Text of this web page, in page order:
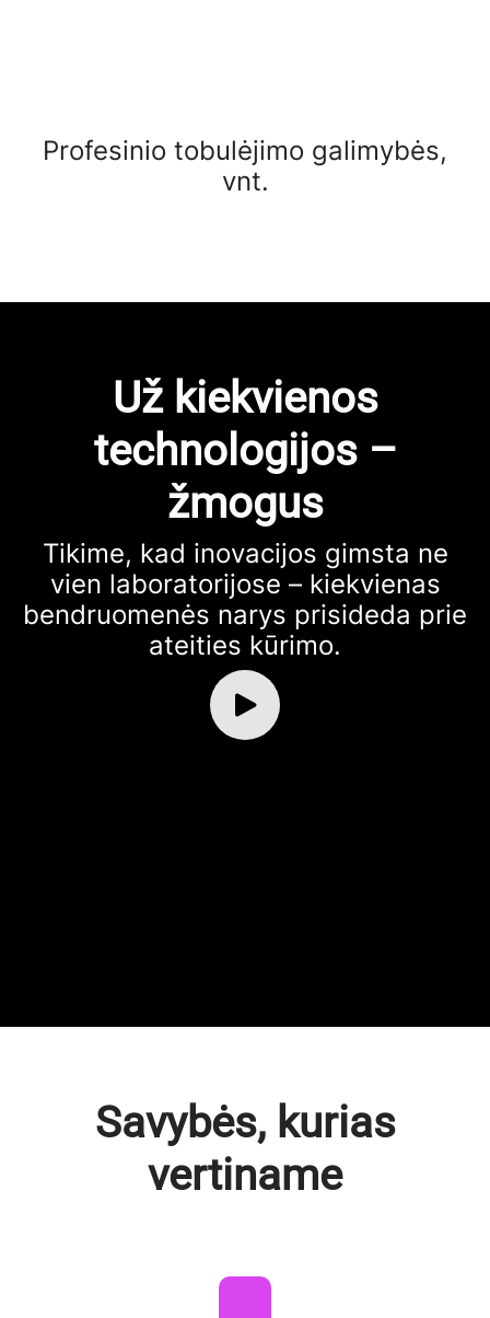
Profesinio tobulėjimo galimybės,
vnt.
Už kiekvienos
technologijos –
žmogus
Tikime, kad inovacijos gimsta ne
vien laboratorijose – kiekvienas
bendruomenės narys prisideda prie
ateities kūrimo.
Savybės, kurias
vertiname